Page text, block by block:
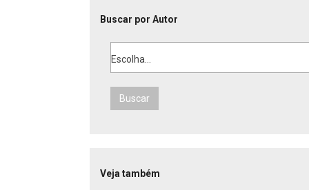
Buscar por Autor
Escolha...
Buscar
Veja também